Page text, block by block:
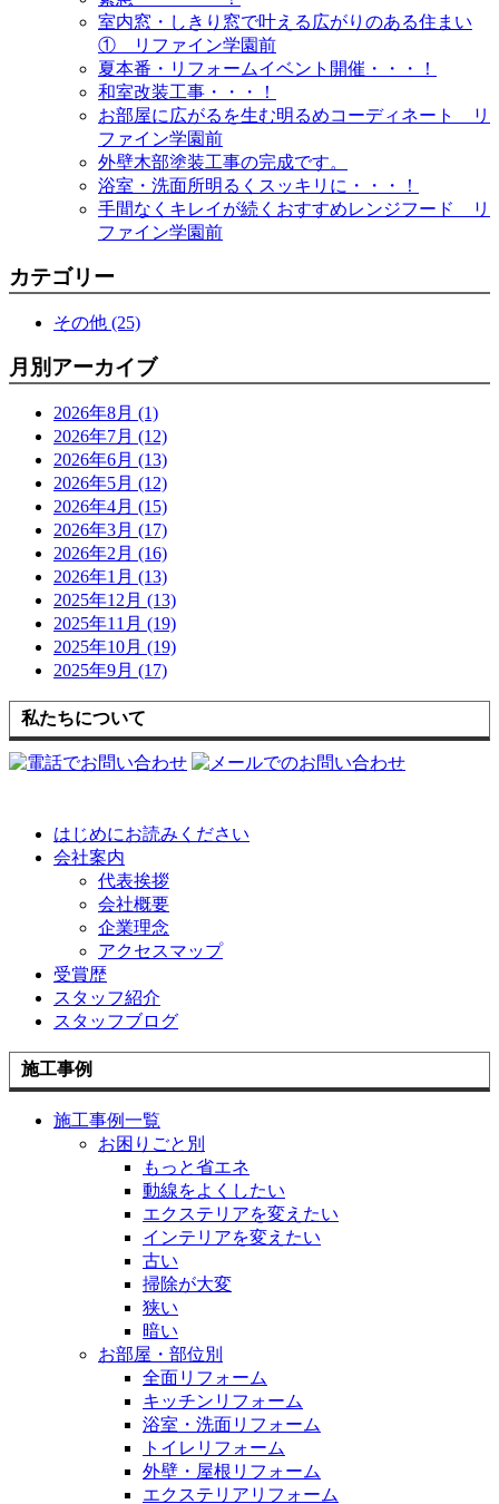
室内窓・しきり窓で叶える広がりのある住まい
① リファイン学園前
夏本番・リフォームイベント開催・・・！
和室改装工事・・・！
お部屋に広がるを生む明るめコーディネート リ
ファイン学園前
外壁木部塗装工事の完成です。
浴室・洗面所明るくスッキリに・・・！
手間なくキレイが続くおすすめレンジフード リ
ファイン学園前
カテゴリー
その他 (25)
月別アーカイブ
2026年8月 (1)
2026年7月 (12)
2026年6月 (13)
2026年5月 (12)
2026年4月 (15)
2026年3月 (17)
2026年2月 (16)
2026年1月 (13)
2025年12月 (13)
2025年11月 (19)
2025年10月 (19)
2025年9月 (17)
私たちについて
はじめにお読みください
会社案内
代表挨拶
会社概要
企業理念
アクセスマップ
受賞歴
スタッフ紹介
スタッフブログ
施工事例
施工事例一覧
お困りごと別
もっと省エネ
動線をよくしたい
エクステリアを変えたい
インテリアを変えたい
古い
掃除が大変
狭い
暗い
お部屋・部位別
全面リフォーム
キッチンリフォーム
浴室・洗面リフォーム
トイレリフォーム
外壁・屋根リフォーム
エクステリアリフォーム